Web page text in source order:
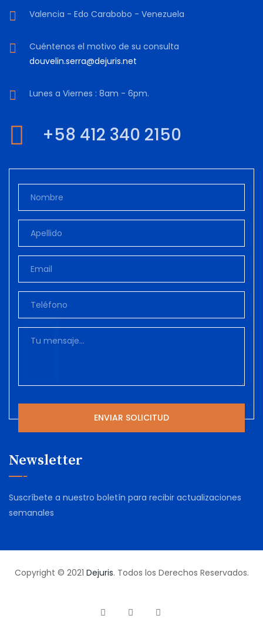
Valencia - Edo Carabobo - Venezuela
Cuéntenos el motivo de su consulta
douvelin.serra@dejuris.net
Lunes a Viernes : 8am - 6pm.
+58 412 340 2150
Newsletter
Suscríbete a nuestro boletín para recibir actualizaciones
semanales
Copyright © 2021 Dejuris. Todos los Derechos Reservados.